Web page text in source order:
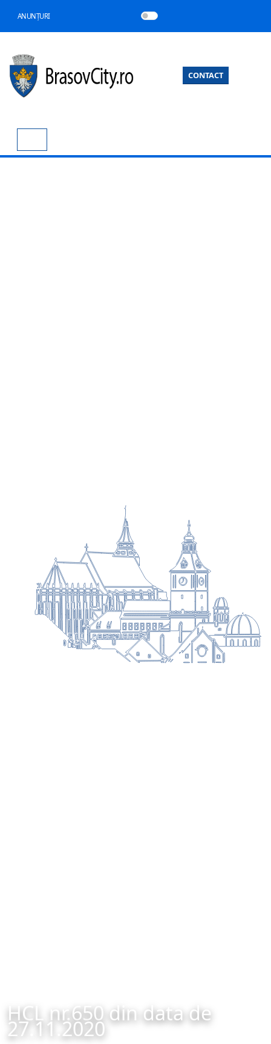
ANUNȚURI
CONTACT
HCL nr.650 din data de
27.11.2020